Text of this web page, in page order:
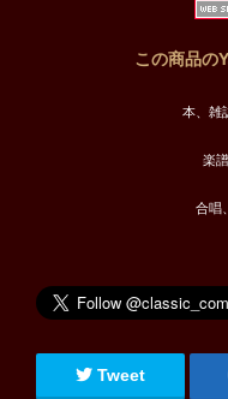
この商品の
本、雑
楽
合唱
Tweet